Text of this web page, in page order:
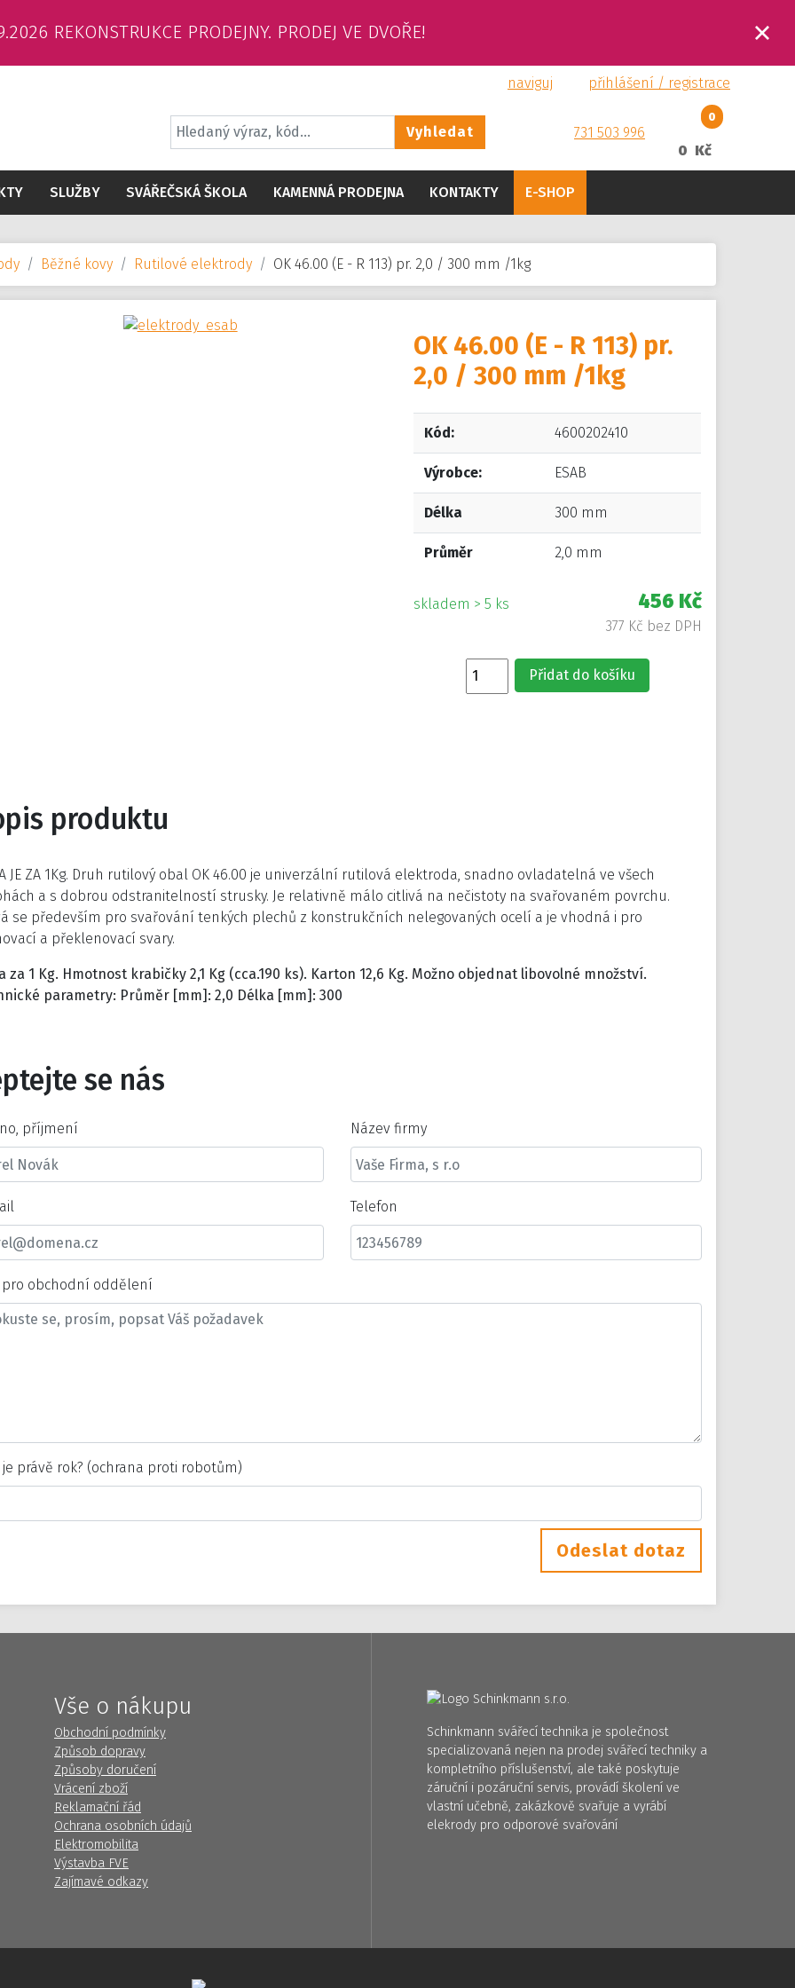
REKONSTRUKCE PRODEJNY. PRODEJ VE DVOŘE!
přihlášení / registrace
naviguj
0
0 Kč
731 503 996
Vyhledat
SLUŽBY SVÁŘEČSKÁ ŠKOLA KAMENNÁ PRODEJNA KONTAKTY E-SHOP
Běžné kovy Rutilové elektrody OK 46.00 (E - R 113) pr. 2,0 / 300 mm /1kg
OK 46.00 (E - R 113) pr.
2,0 / 300 mm /1kg
Kód: 4600202410
Výrobce: ESAB
Délka 300 mm
Průměr 2,0 mm
skladem > 5 ks 456 Kč
377 Kč bez DPH
Přidat do košíku
produktu
JE ZA 1Kg. Druh rutilový obal OK 46.00 je univerzální rutilová elektroda, snadno ovladatelná ve všech
a s dobrou odstranitelností strusky. Je relativně málo citlivá na nečistoty na svařovaném povrchu.
se především pro svařování tenkých plechů z konstrukčních nelegovaných ocelí a je vhodná i pro
a překlenovací svary.
za 1 Kg. Hmotnost krabičky 2,1 Kg (cca.190 ks). Karton 12,6 Kg. Možno objednat libovolné množství.
parametry: Průměr [mm]: 2,0 Délka [mm]: 300
se nás
příjmení Název firmy
Telefon
pro obchodní oddělení
je právě rok? (ochrana proti robotům)
Odeslat dotaz
Vše o nákupu
Obchodní podmínky
Způsob dopravy
Způsoby doručení
Vrácení zboží
Reklamační řád
Ochrana osobních údajů
Elektromobilita
Výstavba FVE
Zajímavé odkazy
Schinkmann svářecí technika je společnost
specializovaná nejen na prodej svářecí techniky a
kompletního příslušenství, ale také poskytuje
záruční i pozáruční servis, provádí školení ve
vlastní učebně, zakázkově svařuje a vyrábí
elekrody pro odporové svařování